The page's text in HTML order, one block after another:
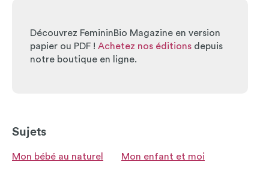
Découvrez FemininBio Magazine en version
papier ou PDF ! Achetez nos éditions depuis
notre boutique en ligne.
Sujets
Mon bébé au naturel Mon enfant et moi